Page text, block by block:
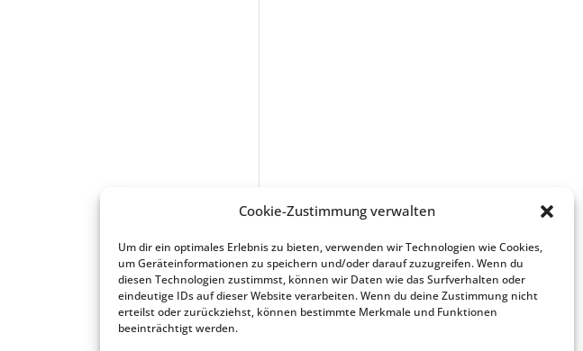
Cookie-Zustimmung verwalten
Um dir ein optimales Erlebnis zu bieten, verwenden wir Technologien wie Cookies,
um Geräteinformationen zu speichern und/oder darauf zuzugreifen. Wenn du
diesen Technologien zustimmst, können wir Daten wie das Surfverhalten oder
eindeutige IDs auf dieser Website verarbeiten. Wenn du deine Zustimmung nicht
erteilst oder zurückziehst, können bestimmte Merkmale und Funktionen
beeinträchtigt werden.